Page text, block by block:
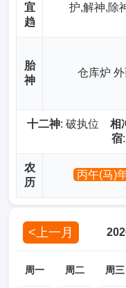
宜
趋
护,解神,除
胎
神
仓库炉
十二神: 破执位 相
宿
农
历
丙午(马)
<上一月
周一 周二 周三